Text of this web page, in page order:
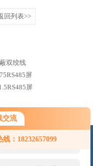
交流
线：18232657099
咨询，很高兴为您
咨询什么问题呢？
回列表>>
双绞线
屏
屏